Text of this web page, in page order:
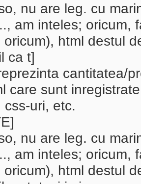
nu are leg. cu
am inteles; oricum,
oricum), html destul
ca t]
cantitatea/
care sunt
css-uri, etc.
nu are leg. cu
am inteles; oricum,
oricum), html destul